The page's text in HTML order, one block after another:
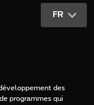
FR
des
programmes qui